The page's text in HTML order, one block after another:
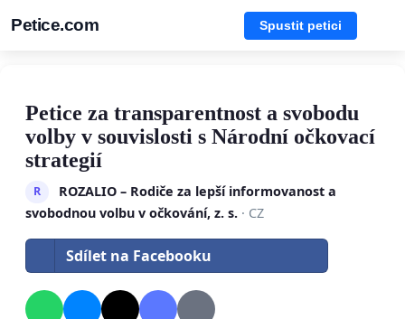
Petice.com Spustit petici
Petice za transparentnost a svobodu
volby v souvislosti s Národní očkovací
strategií
R
ROZALIO – Rodiče za lepší informovanost a
svobodnou volbu v očkování, z. s. · CZ
Sdílet na Facebooku